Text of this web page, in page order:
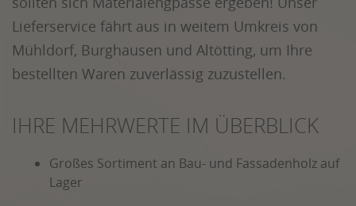
Lieferservice fährt aus in weitem Umkreis von
Mühldorf, Burghausen und Altötting, um Ihre
bestellten Waren zuverlässig zuzustellen.
IHRE MEHRWERTE IM ÜBERBLICK
Großes Sortiment an Bau- und Fassadenholz auf
Lager